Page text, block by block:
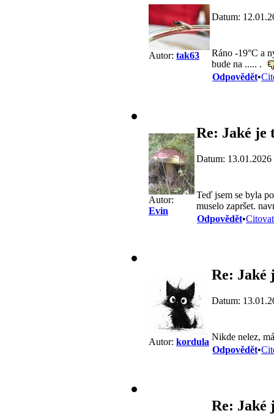
Autor: tak63
Datum:
Ráno -19°C a
bude na ..... .
Odpovědět•
Autor:
Evin
Re: Jaké je
Datum: 13.01.2026
Teď jsem se byla
muselo zapršet.
Odpovědět•Citovat
Autor: kordula
Re: Jaké
Datum:
Nikde nelez,
Odpovědět•
Re: Jaké